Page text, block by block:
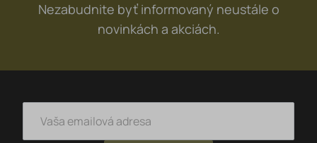
Nezabudnite byť informovaný neustále o
novinkách a akciách.